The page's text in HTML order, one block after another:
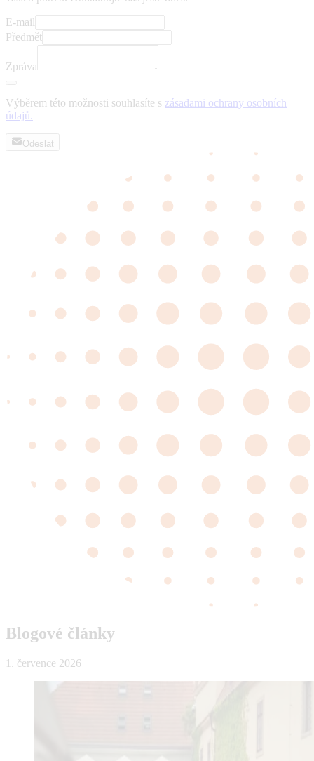
E-mail
Předmět
Zpráva
Výběrem této možnosti souhlasíte s zásadami ochrany osobních
údajů.
Odeslat
Blogové články
1. července 2026